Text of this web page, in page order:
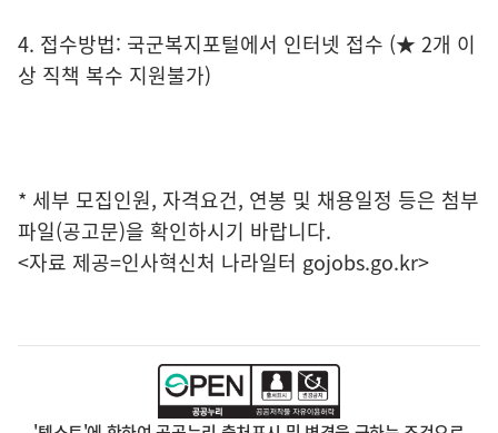
4. 접수방법: 국군복지포털에서 인터넷 접수 (★ 2개 이
상 직책 복수 지원불가)
* 세부 모집인원, 자격요건, 연봉 및 채용일정 등은 첨부
파일(공고문)을 확인하시기 바랍니다.
<자료 제공=인사혁신처 나라일터 gojobs.go.kr>